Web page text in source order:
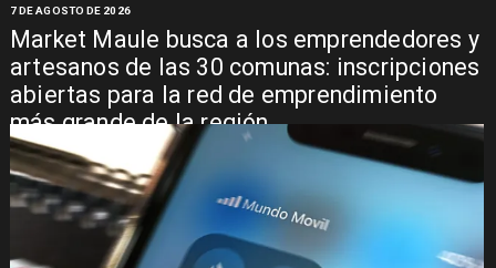
Market Maule busca a los emprendedores y
artesanos de las 30 comunas: inscripciones
abiertas para la red de emprendimiento
más grande de la región
7 DE AGOSTO DE 2026